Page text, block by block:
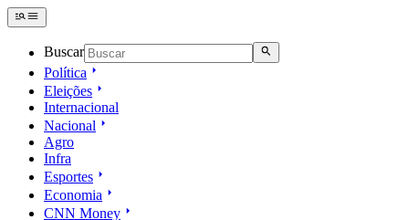
Buscar
Política
Eleições
Internacional
Nacional
Agro
Infra
Esportes
Economia
CNN Money